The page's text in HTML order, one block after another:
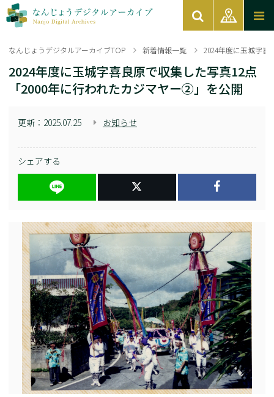
なんじょうデジタルアーカイブTOP 新着情報一覧 2024年度に玉城字
2024年度に玉城字喜良原で収集した写真12点
「2000年に行われたカジマヤー②」を公開
更新： 2025.07.25 お知らせ
シェアする